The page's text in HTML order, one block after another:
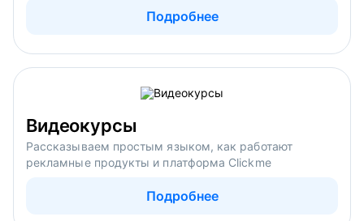
Подробнее
Видеокурсы
Рассказываем простым языком, как работают
рекламные продукты и платформа Clickme
Подробнее